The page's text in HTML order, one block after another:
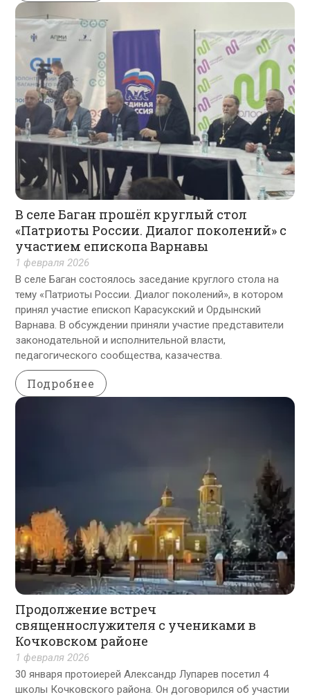
В селе Баган прошёл круглый стол
«Патриоты России. Диалог поколений» с
участием епископа Варнавы
1 февраля 2026
В селе Баган состоялось заседание круглого стола на
тему «Патриоты России. Диалог поколений», в котором
принял участие епископ Карасукский и Ордынский
Варнава. В обсуждении приняли участие представители
законодательной и исполнительной власти,
педагогического сообщества, казачества.
Подробнее
Продолжение встреч
священнослужителя с учениками в
Кочковском районе
1 февраля 2026
30 января протоиерей Александр Лупарев посетил 4
школы Кочковского района. Он договорился об участии